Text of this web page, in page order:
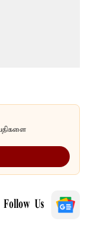
Follow Us